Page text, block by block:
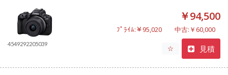
4549292205039
￥94,500
ﾌﾟﾗｲﾑ:￥95,020 中古:￥60,000
☆ 見積